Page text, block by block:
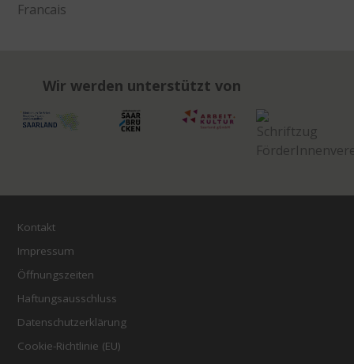
Francais
Wir werden unterstützt von
Kontakt
Impressum
Öffnungszeiten
Haftungsausschluss
Datenschutzerklärung
Cookie-Richtlinie (EU)